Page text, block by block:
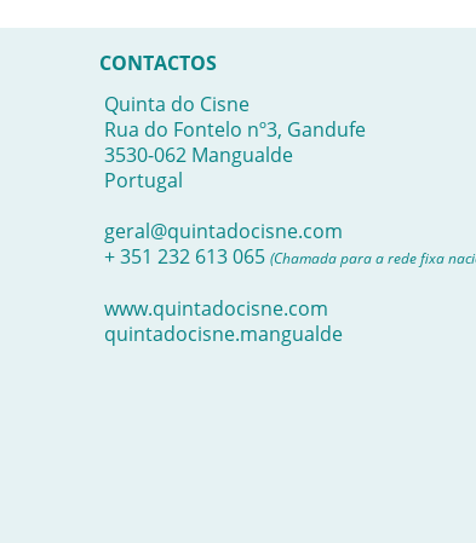
CONTACTOS
Quinta do Cisne
Rua do Fontelo nº3, Gandufe
3530-062 Mangualde
Portugal
geral@quintadocisne.com
+ 351 232 613 065 (Chamada para a rede fixa
www.quintadocisne.com
quintadocisne.mangualde